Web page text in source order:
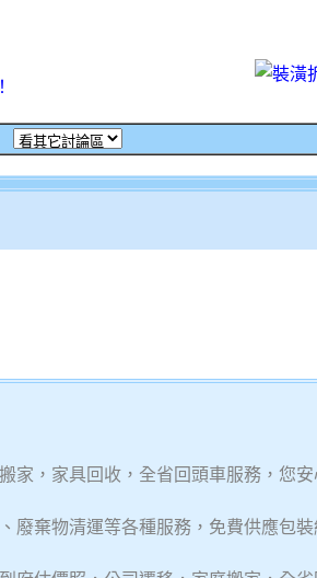
家，家具回收，全省回頭車服務，您
廢棄物清運等各種服務，免費供應包裝